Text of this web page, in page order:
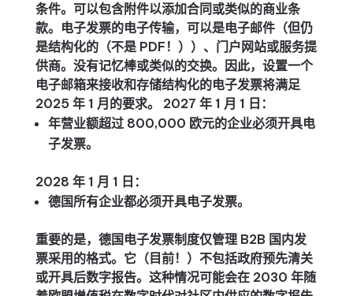
条件。可以包含附件以添加合同或类似的商业条
款。电子发票的电子传输，可以是电子邮件（但仍
是结构化的（不是 PDF！））、门户网站或服务提
供商。没有记忆棒或类似的交换。因此，设置一个
电子邮箱来接收和存储结构化的电子发票将满足
2025 年 1 月的要求。 2027 年 1 月 1 日：
年营业额超过 800,000 欧元的企业必须开具电
子发票。
2028 年 1 月 1 日：
德国所有企业都必须开具电子发票。
重要的是，德国电子发票制度仅管理 B2B 国内发
票采用的格式。它（目前！）不包括政府预先清关
或开具后数字报告。这种情况可能会在 2030 年随